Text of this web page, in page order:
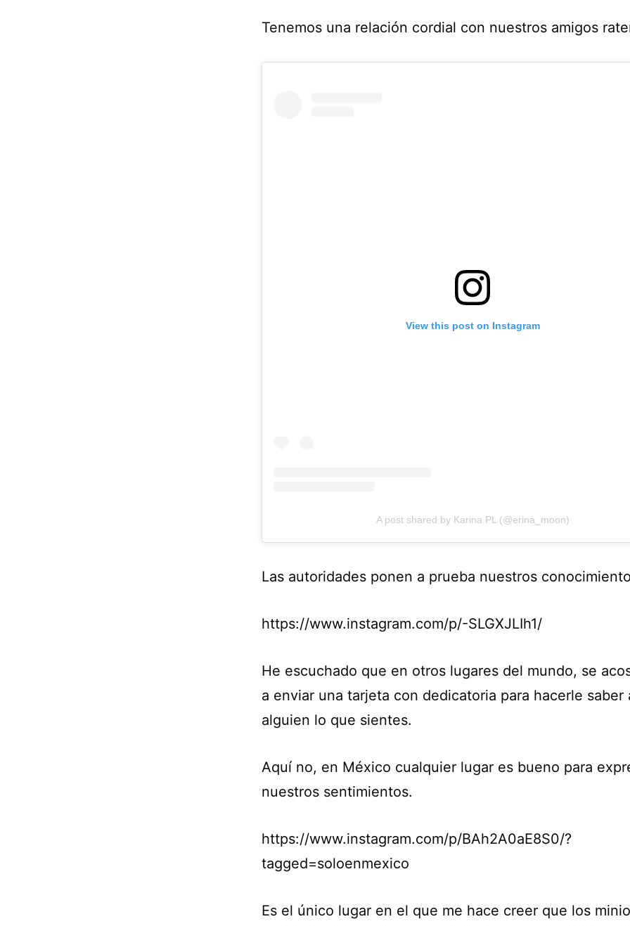
Tenemos una relación cordial con nuestros amigos
View this post on Instagram
A post shared by Karina PL (@erina_moon)
Las autoridades ponen a prueba nuestros
https://www.instagram.com/p/-SLGXJLIh1/
He escuchado que en otros lugares del mundo, se
a enviar una tarjeta con dedicatoria para hacerle saber
alguien lo que sientes.
Aquí no, en México cualquier lugar es bueno para
nuestros sentimientos.
https://www.instagram.com/p/BAh2A0aE8S0/?
tagged=soloenmexico
Es el único lugar en el que me hace creer que los